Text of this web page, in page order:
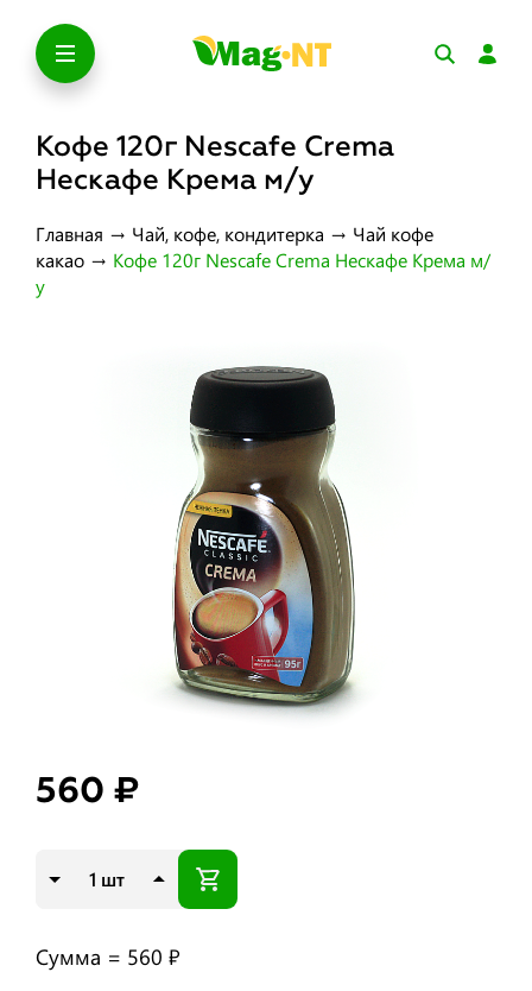
Кофе 120г Nescafe Crema
Нескафе Крема м/у
Главная → Чай, кофе, кондитерка → Чай кофе
какао → Кофе 120г Nescafe Crema Нескафе Крема м/
у
560 ₽
шт
Сумма = 560 ₽